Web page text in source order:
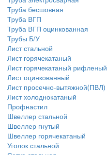
Труба бесшовная
Труба ВГП
Труба ВГП оцинкованная
Трубы Б/У
Лист стальной
Лист горячекатаный
Лист горячекатаный рифленый
Лист оцинкованный
Лист просечно-вытяжной(ПВЛ)
Лист холоднокатаный
Профнастил
Швеллер стальной
Швеллер гнутый
Швеллер горячекатаный
Уголок стальной